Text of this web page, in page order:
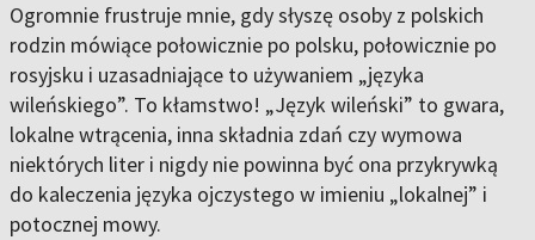
Ogromnie frustruje mnie, gdy słyszę osoby z polskich
rodzin mówiące połowicznie po polsku, połowicznie po
rosyjsku i uzasadniające to używaniem „języka
wileńskiego”. To kłamstwo! „Język wileński” to gwara,
lokalne wtrącenia, inna składnia zdań czy wymowa
niektórych liter i nigdy nie powinna być ona przykrywką
do kaleczenia języka ojczystego w imieniu „lokalnej” i
potocznej mowy.